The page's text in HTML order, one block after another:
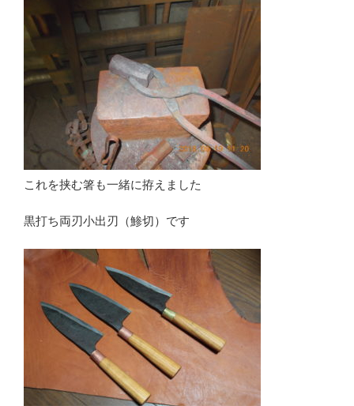
これを挟む箸も一緒に拵えました
黒打ち両刃小出刃（鯵切）です